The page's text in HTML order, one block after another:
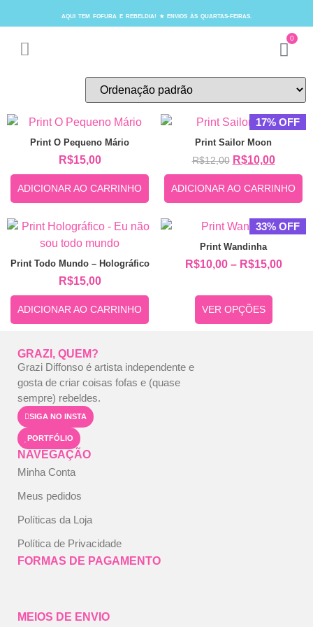
AQUI TEM FOFURA E REBELDIA! ★ ENVIOS ÀS QUARTAS-FEIRAS.
0
Print O Pequeno Mário
R$15,00
ADICIONAR AO CARRINHO
17% OFF
Print Sailor Moon
R$12,00 R$10,00
ADICIONAR AO CARRINHO
Print Todo Mundo – Holográfico
R$15,00
ADICIONAR AO CARRINHO
33% OFF
Print Wandinha
R$10,00 – R$15,00
VER OPÇÕES
GRAZI, QUEM?
Grazi Diffonso é artista independente e
gosta de criar coisas fofas e (quase
sempre) rebeldes.
SIGA NO INSTA
PORTFÓLIO
NAVEGAÇÃO
Minha Conta
Meus pedidos
Políticas da Loja
Política de Privacidade
FORMAS DE PAGAMENTO
MEIOS DE ENVIO